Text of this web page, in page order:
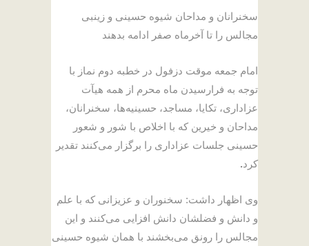
سخنرانان و مداحان شیوه حسینی و زینبی
مجالس را تا آخرماه صفر ادامه بدهند
امام جمعه موقت دزفول در خطبه دوم نماز با
توجه به فرارسیدن ماه محرم از همه هیآت
عزاداری، تکایا، مساجد، حسینیه‌ها، سخنرانان،
مداحان و خیرین که با اخلاص با شور و شعور
حسینی جلسات عزاداری را برگزار می‌کنند تقدیر
کرد .
وی اظهار داشت: سخنوران و عزیزانی که با علم
و دانش و فضلشان دانش افزایی می‌کنند و این
مجالس را رونق می‌بخشند با همان شیوه حسینی